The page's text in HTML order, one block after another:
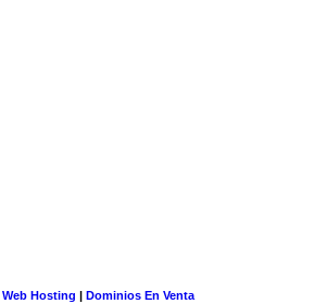
Web Hosting | Dominios En Venta